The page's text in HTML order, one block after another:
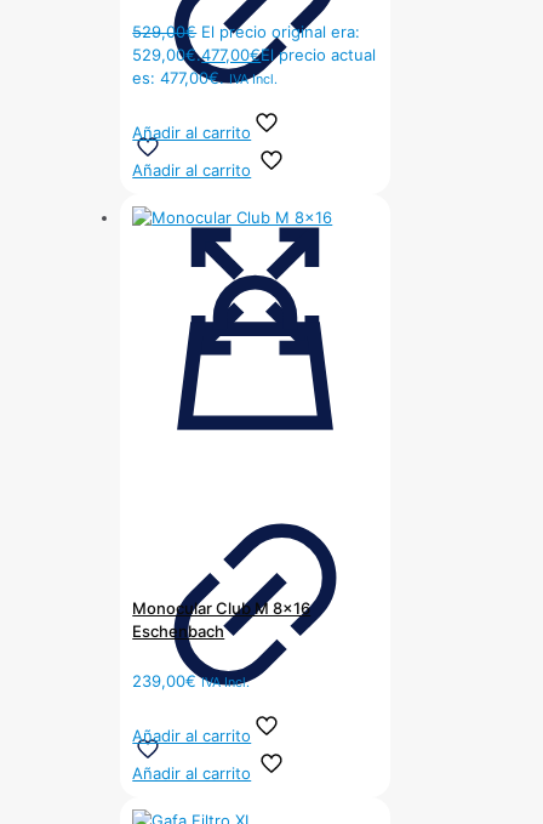
529,00€ El precio original era:
529,00€.477,00€El precio actual
es: 477,00€. IVA Incl.
Añadir al carrito
Añadir al carrito
Monocular Club M 8×16
Eschenbach
239,00€ IVA Incl.
Añadir al carrito
Añadir al carrito